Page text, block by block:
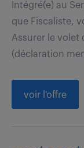
Intégré(e) au
que Fiscaliste,
Assurer le volet
(déclaration
voir l'offre